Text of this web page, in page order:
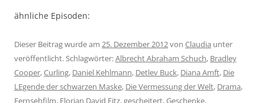
ähnliche Episoden:
Dieser Beitrag wurde am 25. Dezember 2012von Claudia unter
veröffentlicht. Schlagwörter:Albrecht Abraham Schuch, Bradley
Cooper,Curling, Daniel Kehlmann, Detlev Buck, Diana Amft, Die
LEgende der schwarzen Maske, Die Vermessung der Welt, Drama,
Fernsehfilm, Florian David Fitz,gescheitert,Geschenke,